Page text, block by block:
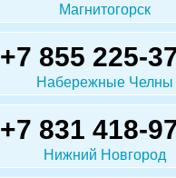
Магнитогорск
+7 855 225-
Набережные Челны
+7 831 418-
Нижний Новгород